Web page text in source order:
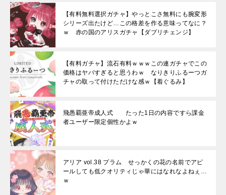
【有料無料選択ガチャ】やっとこさ無料にも腕変形
シリーズ出たけど…この格差を作る意味ってなに？
ｗ 赤の国のアリスガチャ【ダブリチェンジ】
【有料ガチャ】流石有料ｗｗｗこの連ガチャでこの
価格はヤバすぎると思うわｗ なりきりふるーつガ
チャの取って付けただけな感ｗ【着ぐるみ】
飛愚覇亜帝成人式 たった1日の内容ですら課金
者ユーザー限定個性かよｗ
アリア vol.38 プラム せっかくの花の名前でアピ
ールしても低クオリティじゃ華にはなれなよねぇ…
ｗ